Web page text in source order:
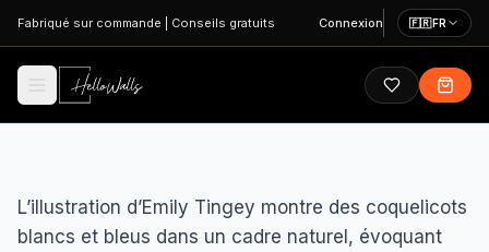
Aller au contenu principal
Fabriqué sur commande Conseils gratuits Connexion 🇫🇷FR
L’illustration d’Emily Tingey montre des coquelicots
blancs et bleus dans un cadre naturel, évoquant